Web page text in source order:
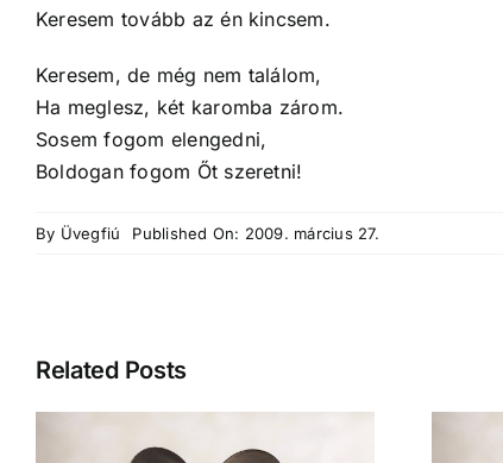
Keresem tovább az én kincsem.
Keresem, de még nem találom,
Ha meglesz, két karomba zárom.
Sosem fogom elengedni,
Boldogan fogom Őt szeretni!
By Üvegfiú Published On: 2009. március 27.
Related Posts